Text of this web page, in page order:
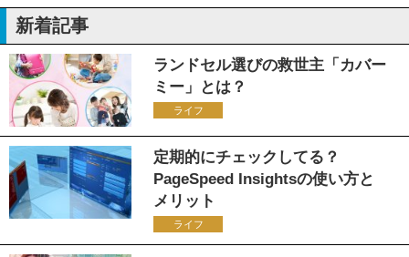
新着記事
ランドセル選びの救世主「カバー
ミー」とは？
ライフ
定期的にチェックしてる？
PageSpeed Insightsの使い方と
メリット
ライフ